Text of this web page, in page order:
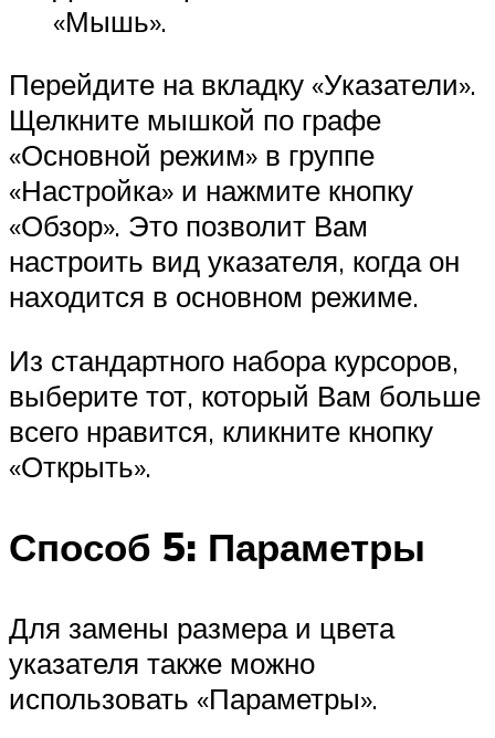
«Мышь».
Перейдите на вкладку «Указатели».
Щелкните мышкой по графе
«Основной режим» в группе
«Настройка» и нажмите кнопку
«Обзор». Это позволит Вам
настроить вид указателя, когда он
находится в основном режиме.
Из стандартного набора курсоров,
выберите тот, который Вам больше
всего нравится, кликните кнопку
«Открыть».
Способ 5: Параметры
Для замены размера и цвета
указателя также можно
использовать «Параметры».